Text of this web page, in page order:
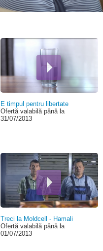
E timpul pentru libertate
Ofertă valabilă până la
31/07/2013
Treci la Moldcell - Hamali
Ofertă valabilă până la
01/07/2013